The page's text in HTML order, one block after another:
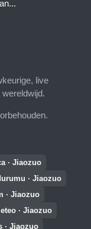
live
· Jiaozuo
· Jiaozuo
· Jiaozuo
· Jiaozuo
· Jiaozuo